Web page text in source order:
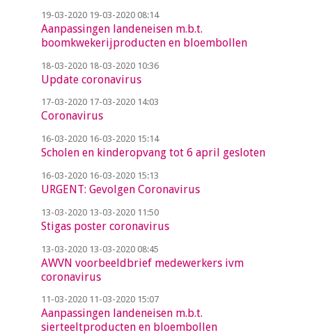
19-03-202019-03-2020 08:14
Aanpassingen landeneisen m.b.t.
boomkwekerijproducten en bloembollen
18-03-202018-03-2020 10:36
Update coronavirus
17-03-202017-03-2020 14:03
Coronavirus
16-03-202016-03-2020 15:14
Scholen en kinderopvang tot 6 april gesloten
16-03-202016-03-2020 15:13
URGENT: Gevolgen Coronavirus
13-03-202013-03-2020 11:50
Stigas poster coronavirus
13-03-202013-03-2020 08:45
AWVN voorbeeldbrief medewerkers ivm
coronavirus
11-03-202011-03-2020 15:07
Aanpassingen landeneisen m.b.t.
sierteeltproducten en bloembollen